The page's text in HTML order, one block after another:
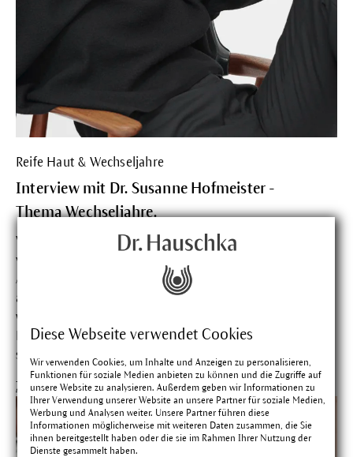
Diese Webseite verwendet Cookies
Wir verwenden Cookies, um Inhalte und Anzeigen zu personalisieren,
Funktionen für soziale Medien anbieten zu können und die Zugriffe auf
unsere Website zu analysieren. Außerdem geben wir Informationen zu
Ihrer Verwendung unserer Website an unsere Partner für soziale Medien,
Werbung und Analysen weiter. Unsere Partner führen diese
Informationen möglicherweise mit weiteren Daten zusammen, die Sie
ihnen bereitgestellt haben oder die sie im Rahmen Ihrer Nutzung der
Dienste gesammelt haben.
Reife Haut & Wechseljahre
Interview mit Dr. Susanne Hofmeister -
Thema Wechseljahre.
Wie anstrengend, die Zeit anhalten zu wollen. Und wie
vergeblich. Dr. Susanne Hofmeister, anthroposophische
Ärztin und Expertin für Biografiearbeit, lenkt den Blick
auf eine neue Rolle, die mit den Wechseljahren frei
wird: die der charismatischen Königin. Um in diese
Rolle zu schlüpfen, müssen wir uns eigentlich nur
selbst die Krone aufsetzen. Aber der Reihe nach.
Zum Artikel